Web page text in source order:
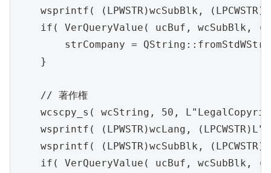
wsprintf( (LPWSTR)wcSubBlk,
if( VerQueryValue( ucBuf, wcSubBlk,
strCompany =
    }
    // 著作権
wcscpy_s( wcString, 50,
wsprintf( (LPWSTR)wcLang,
wsprintf( (LPWSTR)wcSubBlk,
if( VerQueryValue( ucBuf, wcSubBlk,